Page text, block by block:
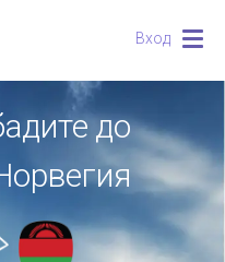
Вход
до